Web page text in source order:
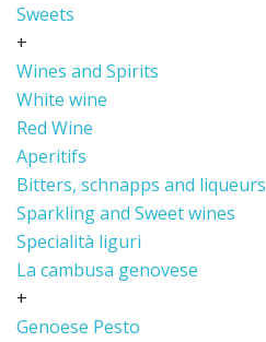
Sweets
+
Wines and Spirits
White wine
Red Wine
Aperitifs
Bitters, schnapps and liqueurs
Sparkling and Sweet wines
Specialità liguri
La cambusa genovese
+
Genoese Pesto